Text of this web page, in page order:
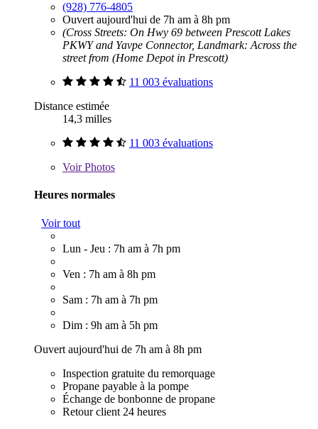
(928) 776-4805
Ouvert aujourd'hui de 7h am à 8h pm
(Cross Streets: On Hwy 69 between Prescott Lakes
PKWY and Yavpe Connector, Landmark: Across the
street from (Home Depot in Prescott)
11 003 évaluations
Distance estimée
14,3 milles
11 003 évaluations
VoirPhotos
Heures normales
Voir tout
Lun - Jeu : 7h am à 7h pm
Ven : 7h am à 8h pm
Sam : 7h am à 7h pm
Dim : 9h am à 5h pm
Ouvert aujourd'hui de 7h am à 8h pm
Inspection gratuite du remorquage
Propane payable à la pompe
Échange de bonbonne de propane
Retour client 24 heures